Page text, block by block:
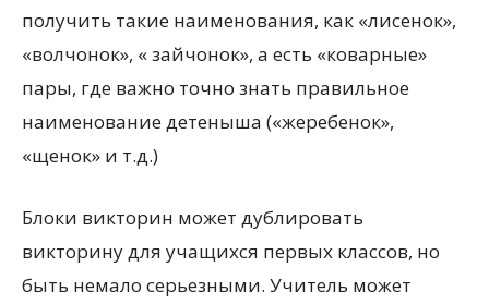
получить такие наименования, как «лисенок»,
«волчонок», « зайчонок», а есть «коварные»
пары, где важно точно знать правильное
наименование детеныша («жеребенок»,
«щенок» и т.д.)
Блоки викторин может дублировать
викторину для учащихся первых классов, но
быть немало серьезными. Учитель может